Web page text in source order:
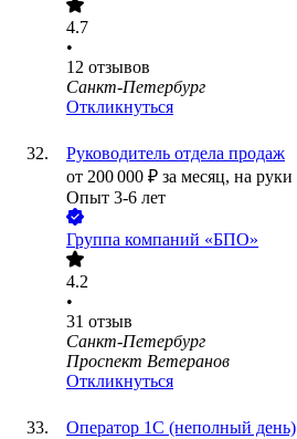
4.7
•
12 отзывов
Санкт-Петербург
Откликнуться
Руководитель отдела продаж
от 200 000 ₽ за месяц, на руки
Опыт 3-6 лет
Группа компаний «БПО»
4.2
•
31 отзыв
Санкт-Петербург
Проспект Ветеранов
Откликнуться
Оператор 1С (неполный день)